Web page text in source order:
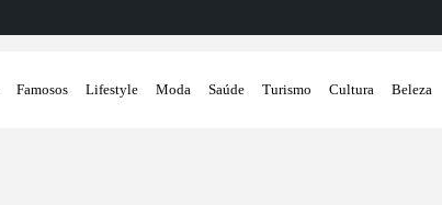
Famosos Lifestyle Moda Saúde Turismo Cultura Beleza